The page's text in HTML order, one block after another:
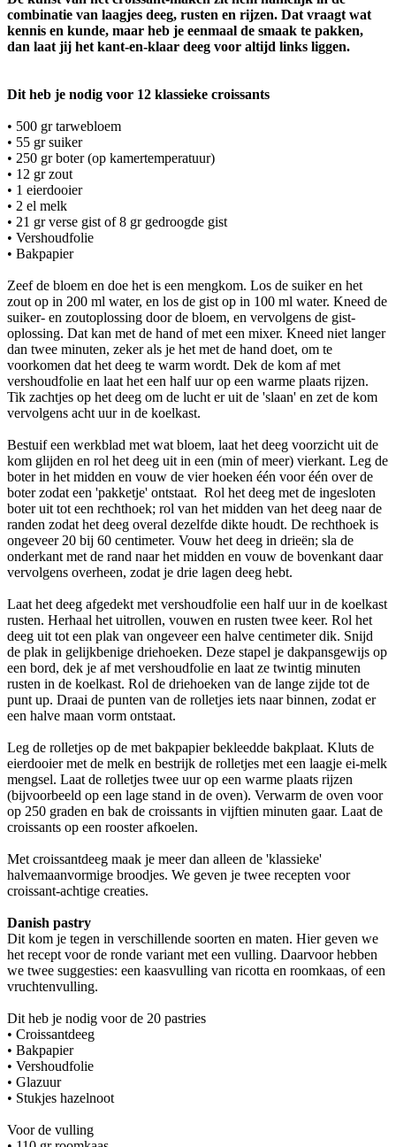
combinatie van laagjes deeg, rusten en rijzen. Dat vraagt wat
kennis en kunde, maar heb je eenmaal de smaak te pakken,
dan laat jij het kant-en-klaar deeg voor altijd links liggen.
Dit heb je nodig voor 12 klassieke croissants
• 500 gr tarwebloem
• 55 gr suiker
• 250 gr boter (op kamertemperatuur)
• 12 gr zout
• 1 eierdooier
• 2 el melk
• 21 gr verse gist of 8 gr gedroogde gist
• Vershoudfolie
• Bakpapier
Zeef de bloem en doe het is een mengkom. Los de suiker en het
zout op in 200 ml water, en los de gist op in 100 ml water. Kneed de
suiker- en zoutoplossing door de bloem, en vervolgens de gist-
oplossing. Dat kan met de hand of met een mixer. Kneed niet langer
dan twee minuten, zeker als je het met de hand doet, om te
voorkomen dat het deeg te warm wordt. Dek de kom af met
vershoudfolie en laat het een half uur op een warme plaats rijzen.
Tik zachtjes op het deeg om de lucht er uit de 'slaan' en zet de kom
vervolgens acht uur in de koelkast.
Bestuif een werkblad met wat bloem, laat het deeg voorzicht uit de
kom glijden en rol het deeg uit in een (min of meer) vierkant. Leg de
boter in het midden en vouw de vier hoeken één voor één over de
boter zodat een 'pakketje' ontstaat. Rol het deeg met de ingesloten
boter uit tot een rechthoek; rol van het midden van het deeg naar de
randen zodat het deeg overal dezelfde dikte houdt. De rechthoek is
ongeveer 20 bij 60 centimeter. Vouw het deeg in drieën; sla de
onderkant met de rand naar het midden en vouw de bovenkant daar
vervolgens overheen, zodat je drie lagen deeg hebt.
Laat het deeg afgedekt met vershoudfolie een half uur in de koelkast
rusten. Herhaal het uitrollen, vouwen en rusten twee keer. Rol het
deeg uit tot een plak van ongeveer een halve centimeter dik. Snijd
de plak in gelijkbenige driehoeken. Deze stapel je dakpansgewijs op
een bord, dek je af met vershoudfolie en laat ze twintig minuten
rusten in de koelkast. Rol de driehoeken van de lange zijde tot de
punt up. Draai de punten van de rolletjes iets naar binnen, zodat er
een halve maan vorm ontstaat.
Leg de rolletjes op de met bakpapier bekleedde bakplaat. Kluts de
eierdooier met de melk en bestrijk de rolletjes met een laagje ei-melk
mengsel. Laat de rolletjes twee uur op een warme plaats rijzen
(bijvoorbeeld op een lage stand in de oven). Verwarm de oven voor
op 250 graden en bak de croissants in vijftien minuten gaar. Laat de
croissants op een rooster afkoelen.
Met croissantdeeg maak je meer dan alleen de 'klassieke'
halvemaanvormige broodjes. We geven je twee recepten voor
croissant-achtige creaties.
Danish pastry
Dit kom je tegen in verschillende soorten en maten. Hier geven we
het recept voor de ronde variant met een vulling. Daarvoor hebben
we twee suggesties: een kaasvulling van ricotta en roomkaas, of een
vruchtenvulling.
Dit heb je nodig voor de 20 pastries
• Croissantdeeg
• Bakpapier
• Vershoudfolie
• Glazuur
• Stukjes hazelnoot
Voor de vulling